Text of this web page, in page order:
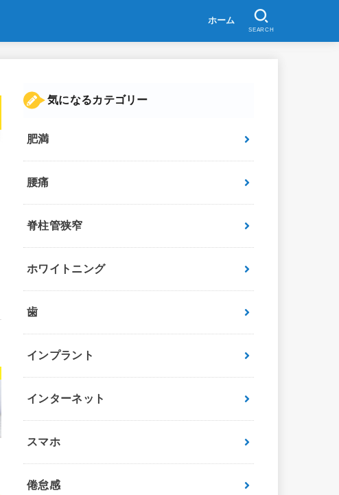
ホーム
SEARCH
気になるカテゴリー
肥満
腰痛
脊柱管狭窄
ホワイトニング
歯
インプラント
インターネット
スマホ
倦怠感